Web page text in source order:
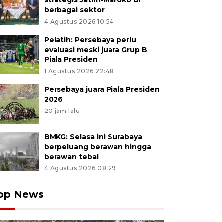
berbagai sektor
4 Agustus 2026 10:54
Pelatih: Persebaya perlu
evaluasi meski juara Grup B
Piala Presiden
1 Agustus 2026 22:48
Persebaya juara Piala Presiden
2026
20 jam lalu
BMKG: Selasa ini Surabaya
berpeluang berawan hingga
berawan tebal
4 Agustus 2026 08:29
News